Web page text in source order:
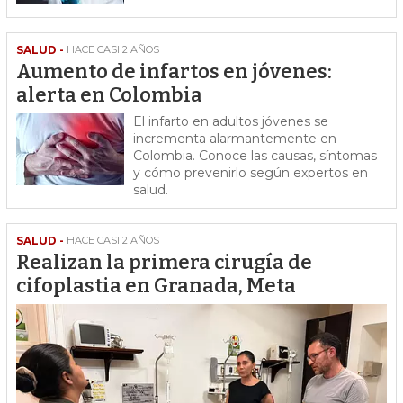
SALUD - HACE CASI 2 AÑOS
Aumento de infartos en jóvenes:
alerta en Colombia
El infarto en adultos jóvenes se
incrementa alarmantemente en
Colombia. Conoce las causas, síntomas
y cómo prevenirlo según expertos en
salud.
SALUD - HACE CASI 2 AÑOS
Realizan la primera cirugía de
cifoplastia en Granada, Meta